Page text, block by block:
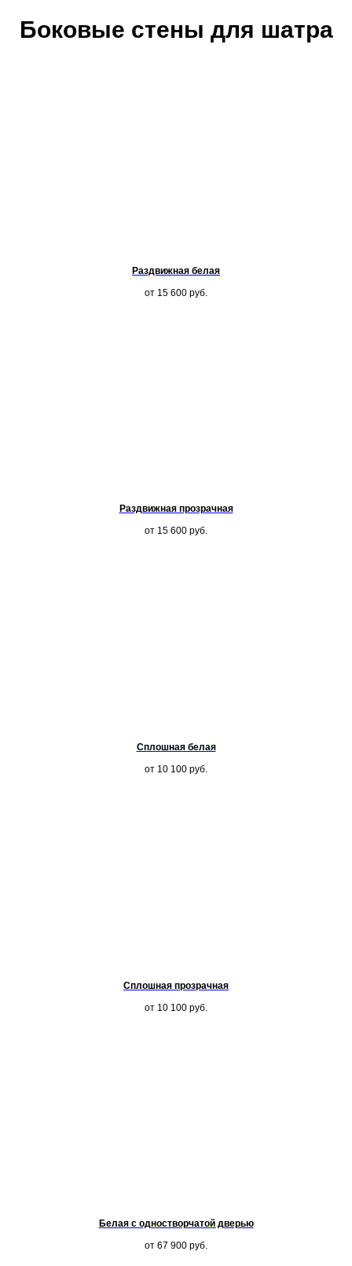
Боковые стены для шатра
Раздвижная белая
от 15 600 руб.
Раздвижная прозрачная
от 15 600 руб.
Сплошная белая
от 10 100 руб.
Сплошная прозрачная
от 10 100 руб.
Белая с одностворчатой дверью
от 67 900 руб.